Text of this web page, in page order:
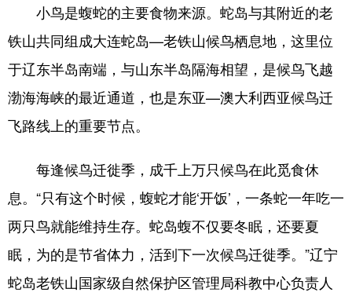
小鸟是蝮蛇的主要食物来源。蛇岛与其附近的老
铁山共同组成大连蛇岛—老铁山候鸟栖息地，这里位
于辽东半岛南端，与山东半岛隔海相望，是候鸟飞越
渤海海峡的最近通道，也是东亚—澳大利西亚候鸟迁
飞路线上的重要节点。
每逢候鸟迁徙季，成千上万只候鸟在此觅食休
息。“只有这个时候，蝮蛇才能‘开饭’，一条蛇一年吃一
两只鸟就能维持生存。蛇岛蝮不仅要冬眠，还要夏
眠，为的是节省体力，活到下一次候鸟迁徙季。”辽宁
蛇岛老铁山国家级自然保护区管理局科教中心负责人